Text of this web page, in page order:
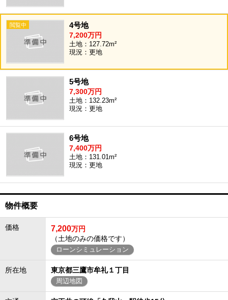
4号地
7,200万円
土地：127.72m²
現況：更地
5号地
7,300万円
土地：132.23m²
現況：更地
6号地
7,400万円
土地：131.01m²
現況：更地
物件概要
価格 7,200万円
（土地のみの価格です）
ローンシミュレーション
所在地 東京都三鷹市牟礼１丁目
周辺地図